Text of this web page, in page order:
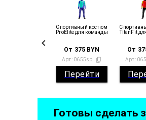
Спортивный костюм
ProElite для команды
От 375 BYN
Арт: 0655sp
Перейти
TitanFit
От
Арт:
Готовы сделать